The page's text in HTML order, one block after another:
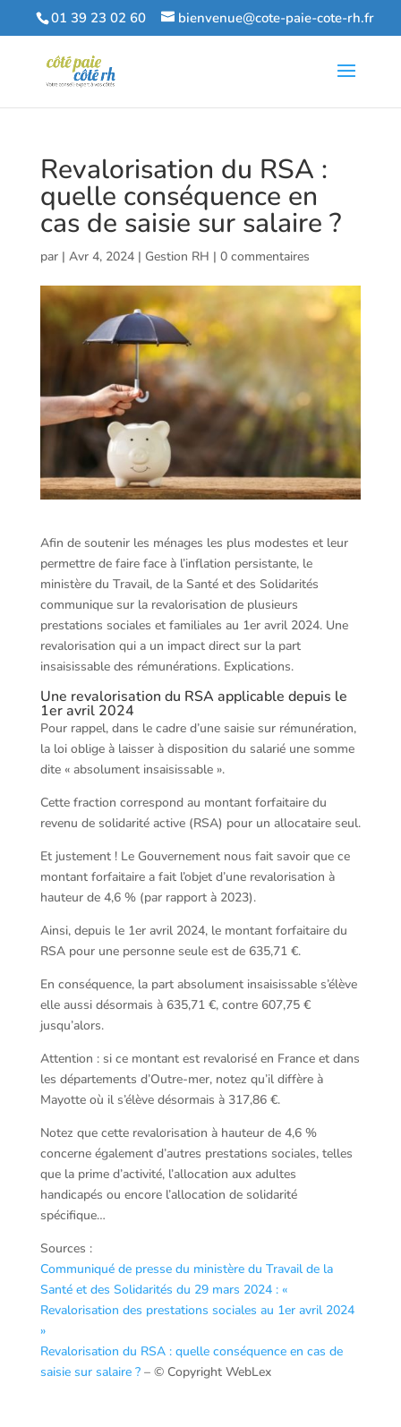
01 39 23 02 60 bienvenue@cote-paie-cote-rh.fr
Revalorisation du RSA :
quelle conséquence en
cas de saisie sur salaire ?
par | Avr 4, 2024| Gestion RH | 0 commentaires
Afin de soutenir les ménages les plus modestes et leur
permettre de faire face à l’inflation persistante, le
ministère du Travail, de la Santé et des Solidarités
communique sur la revalorisation de plusieurs
prestations sociales et familiales au 1er avril 2024. Une
revalorisation qui a un impact direct sur la part
insaisissable des rémunérations. Explications.
Une revalorisation du RSA applicable depuis le
1er avril 2024
Pour rappel, dans le cadre d’une saisie sur rémunération,
la loi oblige à laisser à disposition du salarié une somme
dite « absolument insaisissable ».
Cette fraction correspond au montant forfaitaire du
revenu de solidarité active (RSA) pour un allocataire seul.
Et justement ! Le Gouvernement nous fait savoir que ce
montant forfaitaire a fait l’objet d’une revalorisation à
hauteur de 4,6 % (par rapport à 2023).
Ainsi, depuis le 1er avril 2024, le montant forfaitaire du
RSA pour une personne seule est de 635,71 €.
En conséquence, la part absolument insaisissable s’élève
elle aussi désormais à 635,71 €, contre 607,75 €
jusqu’alors.
Attention : si ce montant est revalorisé en France et dans
les départements d’Outre-mer, notez qu’il diffère à
Mayotte où il s’élève désormais à 317,86 €.
Notez que cette revalorisation à hauteur de 4,6 %
concerne également d’autres prestations sociales, telles
que la prime d’activité, l’allocation aux adultes
handicapés ou encore l’allocation de solidarité
spécifique…
Sources :
Communiqué de presse du ministère du Travail de la
Santé et des Solidarités du 29 mars 2024 : «
Revalorisation des prestations sociales au 1er avril 2024
»
Revalorisation du RSA : quelle conséquence en cas de
saisie sur salaire ?– © Copyright WebLex